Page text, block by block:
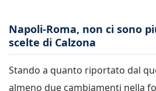
Napoli-Roma, non ci sono
scelte di Calzona
Stando a quanto riportato dal
almeno due cambiamenti nella